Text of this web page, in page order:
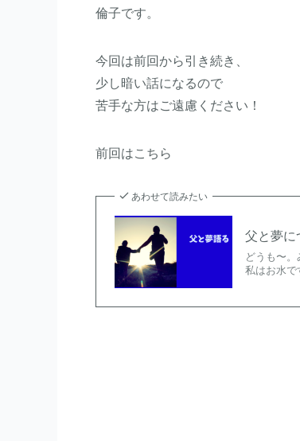
倫子です。
今回は前回から引き続き、
少し暗い話になるので
苦手な方はご遠慮ください！
前回はこちら
あわせて読みたい
父と夢に
どうも〜
私はお水